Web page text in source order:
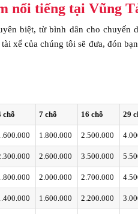
nổi tiếng tại Vũng
biệt, từ bình dân cho chuyến
xế của chúng tôi sẽ đưa, đón
chỗ 7 chỗ 16 chỗ 29
1.800.000 2.500.000
2.600.000 3.500.000
2.000.000 2.700.000
1.600.000 2.200.000